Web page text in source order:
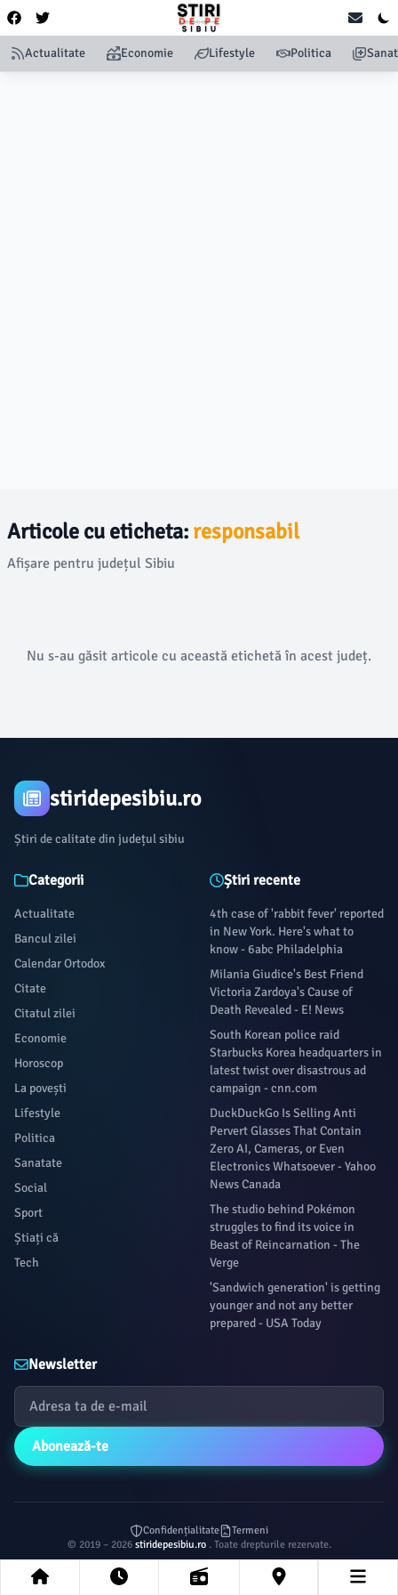
Actualitate Economie Lifestyle Politica
Articole cu eticheta: responsabil
Afișare pentru județul Sibiu
Nu s-au găsit articole cu această etichetă în acest județ.
stiridepesibiu.ro
Știri de calitate din județul sibiu
Categorii
Actualitate
Bancul zilei
Calendar Ortodox
Citate
Citatul zilei
Economie
Horoscop
La povești
Lifestyle
Politica
Sanatate
Social
Sport
Știați că
Tech
Știri recente
4th case of 'rabbit fever' reported
in New York. Here's what to
know - 6abc Philadelphia
Milania Giudice's Best Friend
Victoria Zardoya's Cause of
Death Revealed - E! News
South Korean police raid
Starbucks Korea headquarters in
latest twist over disastrous ad
campaign - cnn.com
DuckDuckGo Is Selling Anti
Pervert Glasses That Contain
Zero AI, Cameras, or Even
Electronics Whatsoever - Yahoo
News Canada
The studio behind Pokémon
struggles to find its voice in
Beast of Reincarnation - The
Verge
'Sandwich generation' is getting
younger and not any better
prepared - USA Today
Newsletter
Abonează-te
Confidențialitate
Termeni
© 2019 – 2026 stiridepesibiu.ro . Toate drepturile rezervate.